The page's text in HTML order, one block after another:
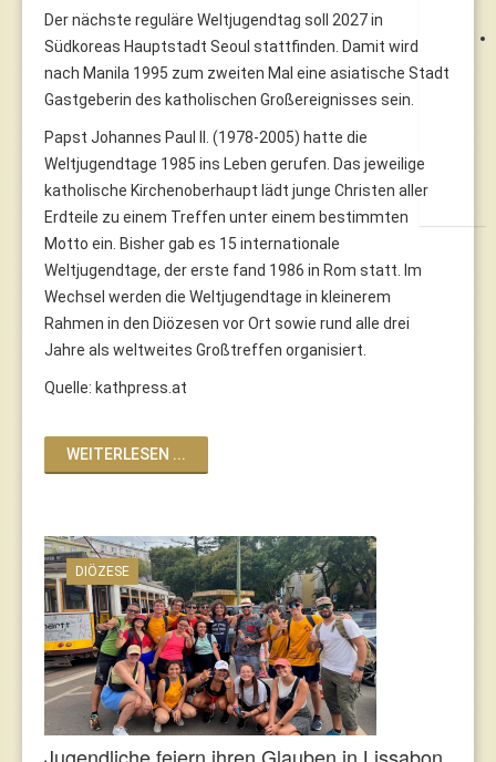
Der nächste reguläre Weltjugendtag soll 2027 in
Südkoreas Hauptstadt Seoul stattfinden. Damit wird
nach Manila 1995 zum zweiten Mal eine asiatische Stadt
Gastgeberin des katholischen Großereignisses sein.
Papst Johannes Paul II. (1978-2005) hatte die
Weltjugendtage 1985 ins Leben gerufen. Das jeweilige
katholische Kirchenoberhaupt lädt junge Christen aller
Erdteile zu einem Treffen unter einem bestimmten
Motto ein. Bisher gab es 15 internationale
Weltjugendtage, der erste fand 1986 in Rom statt. Im
Wechsel werden die Weltjugendtage in kleinerem
Rahmen in den Diözesen vor Ort sowie rund alle drei
Jahre als weltweites Großtreffen organisiert.
Quelle: kathpress.at
WEITERLESEN ...
DIÖZESE
Jugendliche feiern ihren Glauben in Lissabon